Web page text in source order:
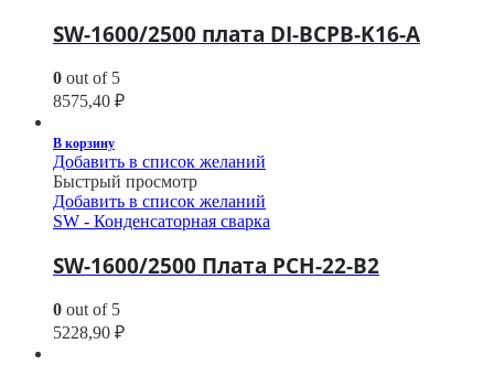
SW-1600/2500 плата DI-BCPB-K16-A
0 out of 5
8575,40 ₽
В корзину
Добавить в список желаний
Быстрый просмотр
Добавить в список желаний
SW - Конденсаторная сварка
SW-1600/2500 Плата РСН-22-В2
0 out of 5
5228,90 ₽